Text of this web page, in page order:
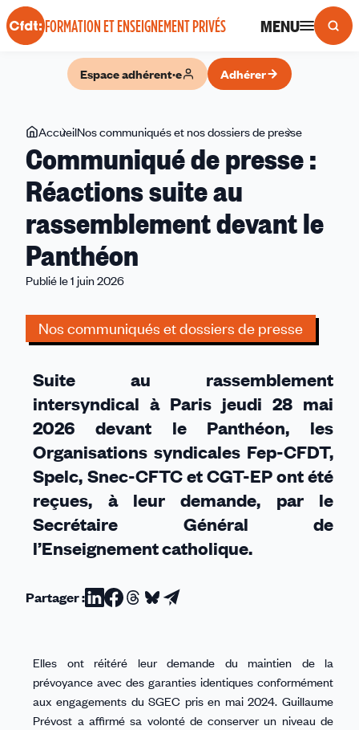
Panneau de gestion des cookies
FORMATION ET ENSEIGNEMENT PRIVÉS MENU
Espace adhérent·e Adhérer
Vous
êtes
ici
AccueilNos communiqués et nos dossiers de presse
de
Réactions
suite
le
Panthéon
Communiqué de presse :
Réactions suite au
rassemblement devant le
Panthéon
Publié le 1 juin 2026
Nos communiqués et dossiers de presse
Suite au rassemblement
intersyndical à Paris jeudi 28 mai
2026 devant le Panthéon, les
Organisations syndicales Fep-CFDT,
Spelc, Snec-CFTC etCGT-EP ont été
reçues, à leur demande, par le
Secrétaire Général de
l’Enseignement catholique.
Partager :Partager
Linkedin
Partager
Facebook
Partager
Threads
Partager
Bluesky
Partager
email
Elles ont réitéré leur demande du maintien de la
prévoyance avec des garanties identiques conformément
aux engagements du SGEC pris en mai 2024. Guillaume
Prévost a affirmé sa volonté de conserver un niveau de